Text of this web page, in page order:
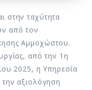
στην ταχύτητα
από τον
Αμμοχώστου.
από την 1η
2025, η Υπηρεσία
αξιολόγηση